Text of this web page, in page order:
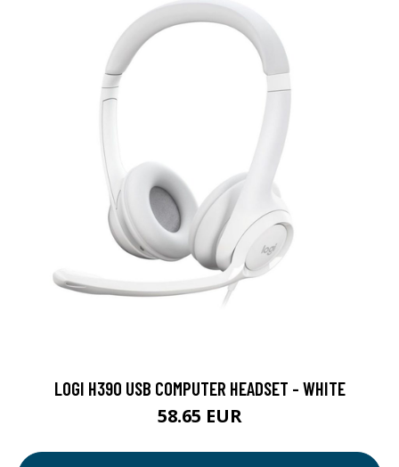
LOGI H390 USB COMPUTER HEADSET - WHITE
58.65 EUR